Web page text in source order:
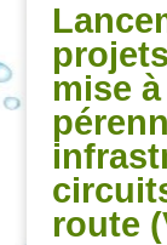
mise
route